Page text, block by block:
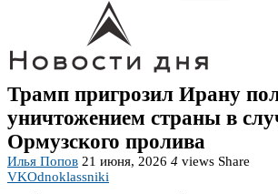
Трамп пригрозил Ирану
уничтожением страны в
Ормузского пролива
Илья Попов 21 июня, 2026 4 views Share
VKOdnoklassniki